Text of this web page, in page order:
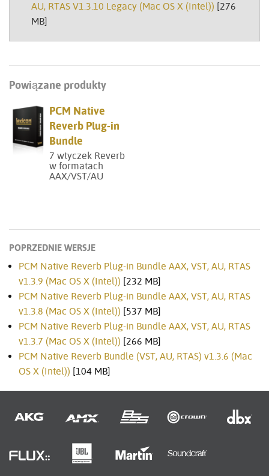
AU, RTAS V1.3.10 Legacy (Mac OS X (Intel)) [276
MB]
Powiązane produkty
PCM Native
Reverb Plug-in
Bundle
7 wtyczek Reverb
w formatach
AAX/VST/AU
POPRZEDNIE WERSJE
PCM Native Reverb Plug-in Bundle AAX, VST, AU, RTAS
v1.3.9 (Mac OS X (Intel)) [232 MB]
PCM Native Reverb Plug-in Bundle AAX, VST, AU, RTAS
v1.3.8 (Mac OS X (Intel)) [537 MB]
PCM Native Reverb Plug-in Bundle AAX, VST, AU, RTAS
v1.3.7 (Mac OS X (Intel)) [266 MB]
PCM Native Reverb Bundle (VST, AU, RTAS) v1.3.6 (Mac
OS X (Intel)) [104 MB]